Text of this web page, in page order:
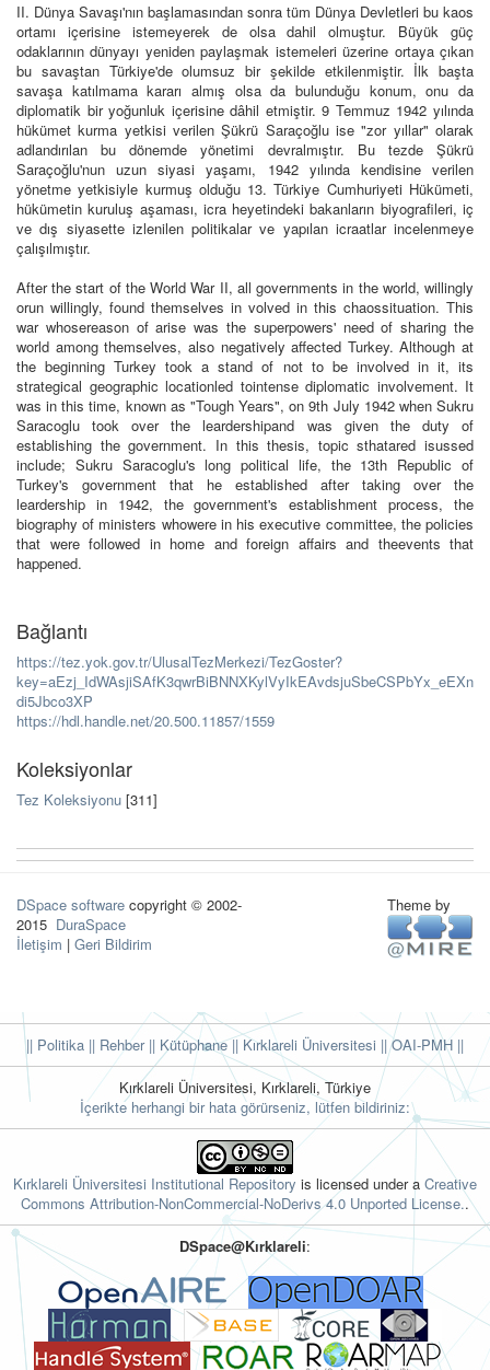
II. Dünya Savaşı'nın başlamasından sonra tüm Dünya Devletleri bu kaos
ortamı içerisine istemeyerek de olsa dahil olmuştur. Büyük güç
odaklarının dünyayı yeniden paylaşmak istemeleri üzerine ortaya çıkan
bu savaştan Türkiye'de olumsuz bir şekilde etkilenmiştir. İlk başta
savaşa katılmama kararı almış olsa da bulunduğu konum, onu da
diplomatik bir yoğunluk içerisine dâhil etmiştir. 9 Temmuz 1942 yılında
hükümet kurma yetkisi verilen Şükrü Saraçoğlu ise "zor yıllar" olarak
adlandırılan bu dönemde yönetimi devralmıştır. Bu tezde Şükrü
Saraçoğlu'nun uzun siyasi yaşamı, 1942 yılında kendisine verilen
yönetme yetkisiyle kurmuş olduğu 13. Türkiye Cumhuriyeti Hükümeti,
hükümetin kuruluş aşaması, icra heyetindeki bakanların biyografileri, iç
ve dış siyasette izlenilen politikalar ve yapılan icraatlar incelenmeye
çalışılmıştır.
After the start of the World War II, all governments in the world, willingly
orun willingly, found themselves in volved in this chaossituation. This
war whosereason of arise was the superpowers' need of sharing the
world among themselves, also negatively affected Turkey. Although at
the beginning Turkey took a stand of not to be involved in it, its
strategical geographic locationled tointense diplomatic involvement. It
was in this time, known as "Tough Years", on 9th July 1942 when Sukru
Saracoglu took over the leardershipand was given the duty of
establishing the government. In this thesis, topic sthatared isussed
include; Sukru Saracoglu's long political life, the 13th Republic of
Turkey's government that he established after taking over the
leardership in 1942, the government's establishment process, the
biography of ministers whowere in his executive committee, the policies
that were followed in home and foreign affairs and theevents that
happened.
Bağlantı
https://tez.yok.gov.tr/UlusalTezMerkezi/TezGoster?
key=aEzj_IdWAsjiSAfK3qwrBiBNNXKylVyIkEAvdsjuSbeCSPbYx_eEXn
di5Jbco3XP
https://hdl.handle.net/20.500.11857/1559
Koleksiyonlar
Tez Koleksiyonu [311]
DSpace software copyright © 2002-
2015 DuraSpace
İletişim | Geri Bildirim
Theme by
|| Politika || Rehber|| Kütüphane|| Kırklareli Üniversitesi ||OAI-PMH ||
Kırklareli Üniversitesi, Kırklareli, Türkiye
İçerikte herhangi bir hata görürseniz, lütfen bildiriniz:
Kırklareli Üniversitesi Institutional Repository is licensed under a Creative
Commons Attribution-NonCommercial-NoDerivs 4.0 Unported License..
DSpace@Kırklareli: